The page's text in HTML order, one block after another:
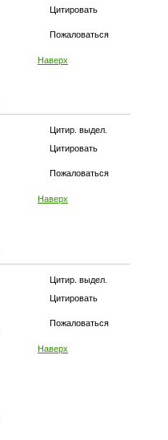
Цитировать
Пожаловаться
Наверх
Цитир. выдел.
Цитировать
Пожаловаться
Наверх
Цитир. выдел.
Цитировать
Пожаловаться
Наверх